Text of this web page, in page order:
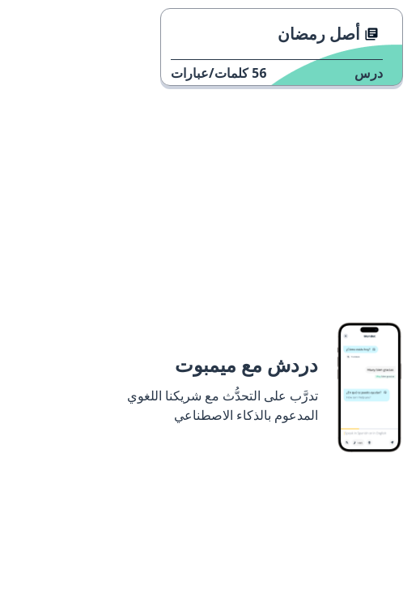
أصل رمضان
درس 56 كلمات/عبارات
دردش مع ميمبوت
تدرَّب على التحدُّث مع شريكنا اللغوي
المدعوم بالذكاء الاصطناعي